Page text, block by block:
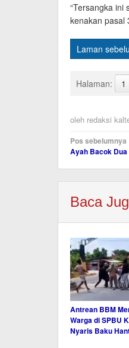
“Tersangka ini
kenakan pasal
Laman
Halaman: 1
oleh redaksi
Navigasi
pos
Pos sebelumnya
Ayah Bacok
Baca
Antrean BBM
Warga di SPBU
Nyaris Baku